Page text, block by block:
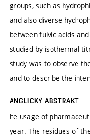
groups, such as
and also diverse
between fulvic acids
studied by isothermal
study was to observe
and to describe the
ANGLICKÝ ABSTRAKT
he usage of
year. The residues of